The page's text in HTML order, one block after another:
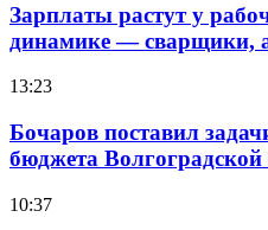
Зарплаты растут у
динамике — сварщики,
13:23
Бочаров поставил
бюджета Волгоградской
10:37